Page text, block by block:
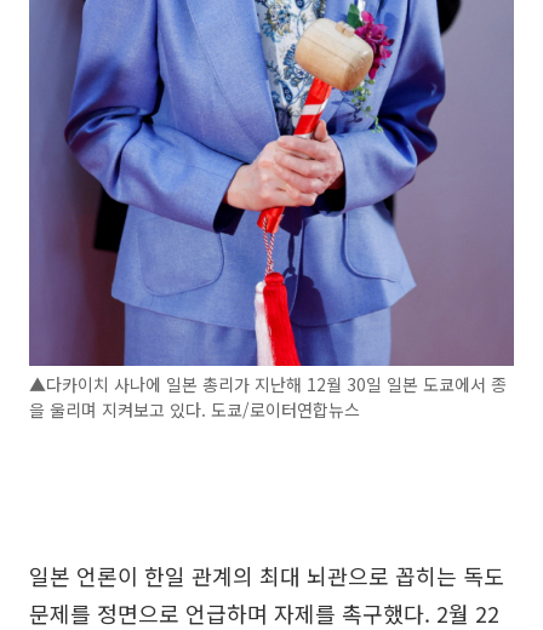
▲다카이치 사나에 일본 총리가 지난해 12월 30일 일본 도쿄에서 종
을 울리며 지켜보고 있다. 도쿄/로이터연합뉴스
일본 언론이 한일 관계의 최대 뇌관으로 꼽히는 독도
문제를 정면으로 언급하며 자제를 촉구했다. 2월 22